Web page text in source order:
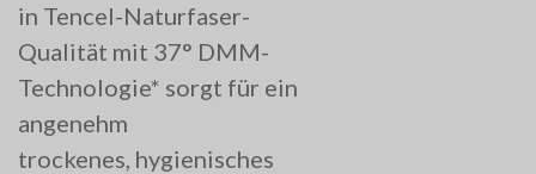
in Tencel-Naturfaser-
Qualität mit 37° DMM-
Technologie* sorgt für ein
angenehm
trockenes, hygienisches